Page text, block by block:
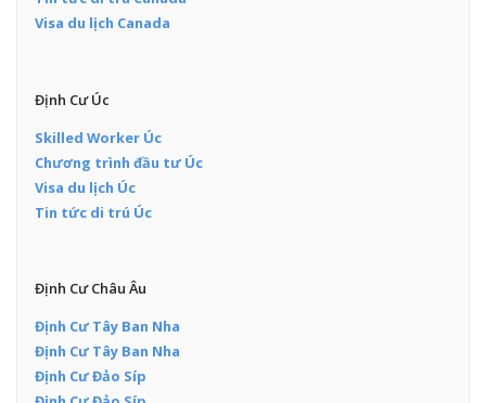
Visa du lịch Canada
Định Cư Úc
Skilled Worker Úc
Chương trình đầu tư Úc
Visa du lịch Úc
Tin tức di trú Úc
Định Cư Châu Âu
Định Cư Tây Ban Nha
Định Cư Tây Ban Nha
Định Cư Đảo Síp